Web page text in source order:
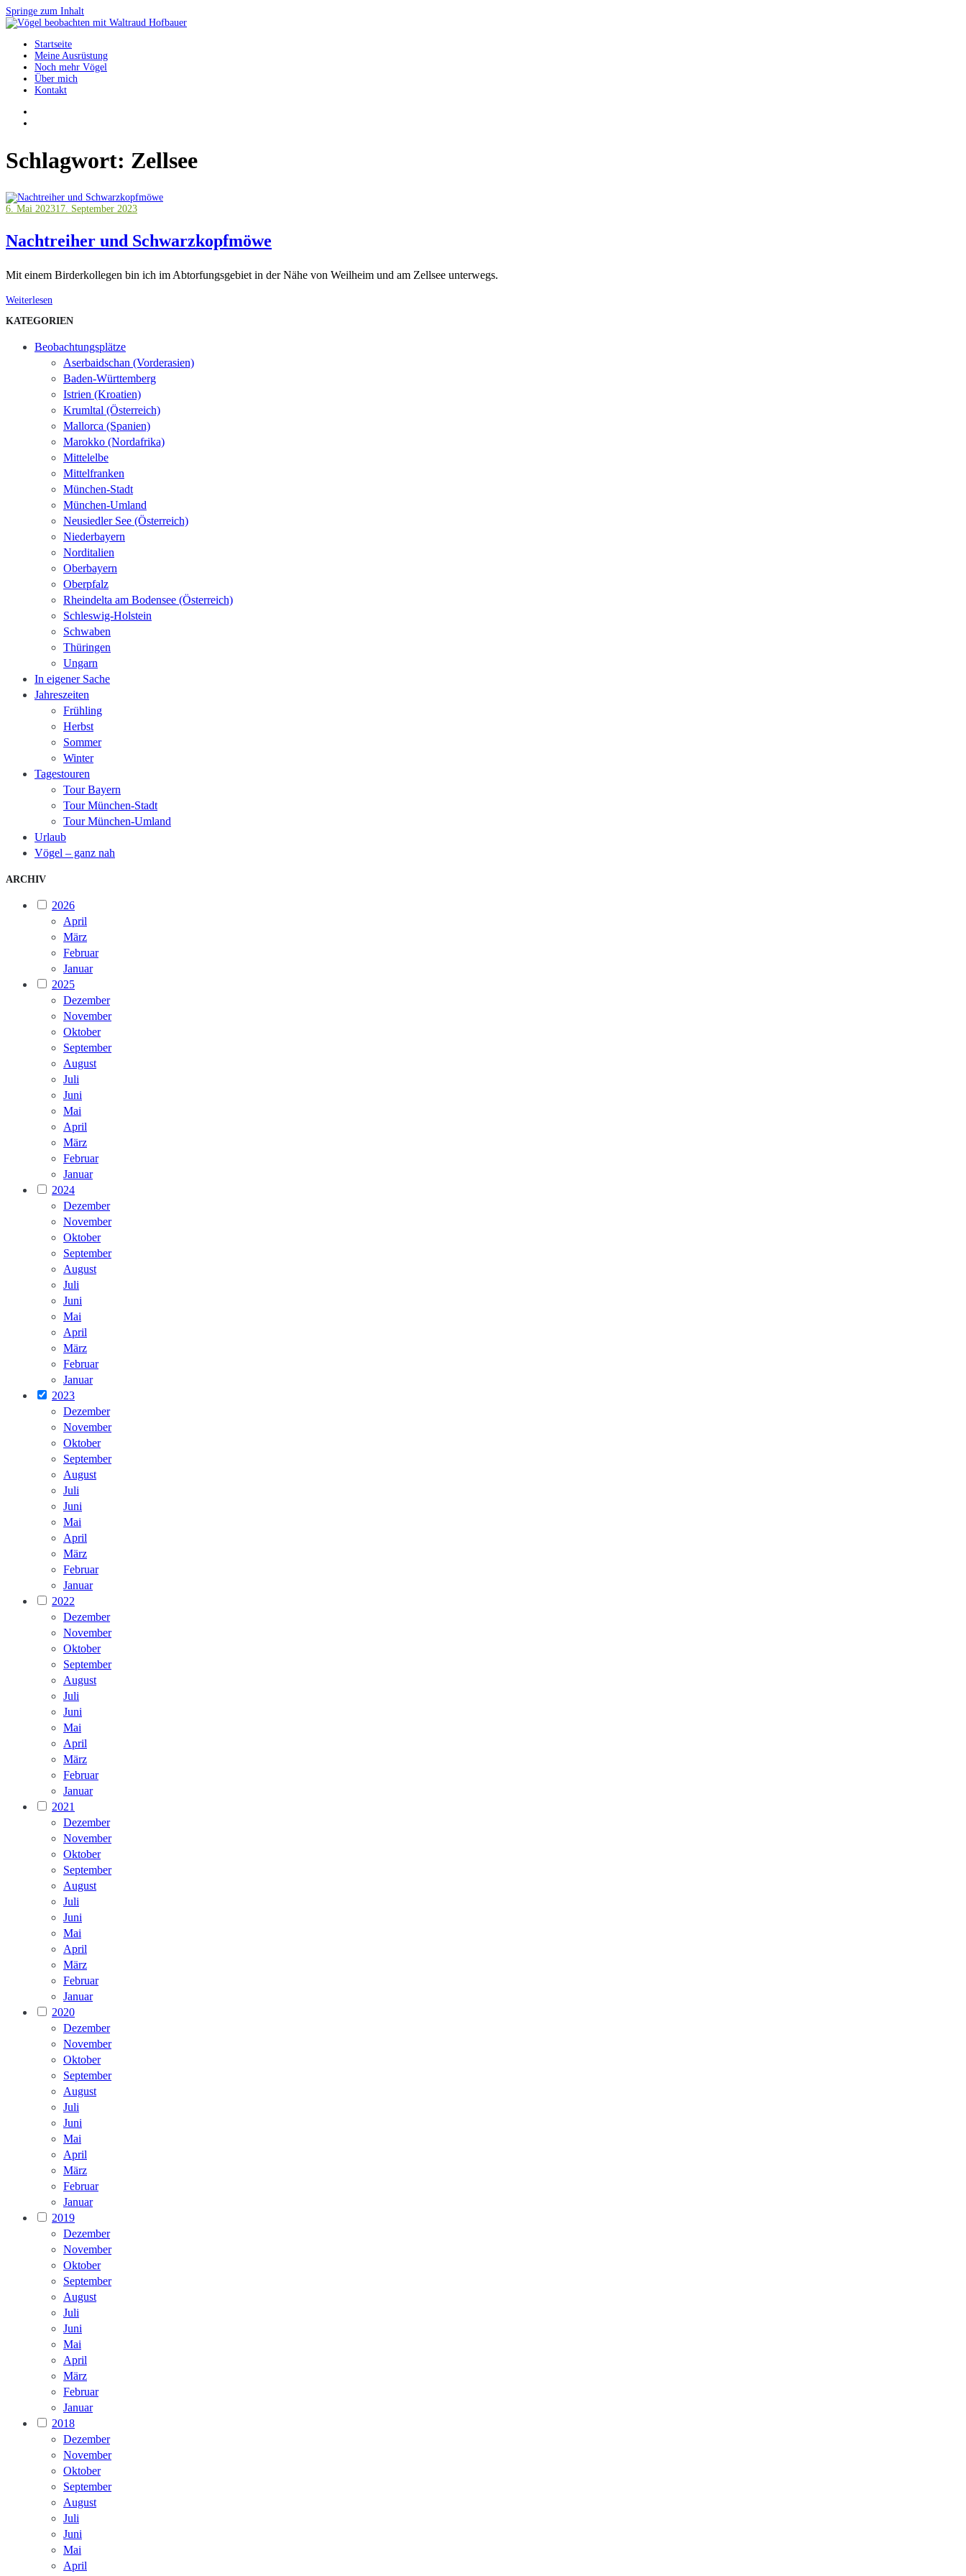
Springe zum Inhalt
Vögel beobachten mit Waltraud Hofbauer
Startseite
Meine Ausrüstung
Noch mehr Vögel
Über mich
Kontakt
Schlagwort: Zellsee
6. Mai 202317. September 2023
Nachtreiher und Schwarzkopfmöwe
Mit einem Birderkollegen bin ich im Abtorfungsgebiet in der Nähe von Weilheim und am Zellsee unterwegs.
Weiterlesen
KATEGORIEN
Beobachtungsplätze
Aserbaidschan (Vorderasien)
Baden-Württemberg
Istrien (Kroatien)
Krumltal (Österreich)
Mallorca (Spanien)
Marokko (Nordafrika)
Mittelelbe
Mittelfranken
München-Stadt
München-Umland
Neusiedler See (Österreich)
Niederbayern
Norditalien
Oberbayern
Oberpfalz
Rheindelta am Bodensee (Österreich)
Schleswig-Holstein
Schwaben
Thüringen
Ungarn
In eigener Sache
Jahreszeiten
Frühling
Herbst
Sommer
Winter
Tagestouren
Tour Bayern
Tour München-Stadt
Tour München-Umland
Urlaub
Vögel – ganz nah
ARCHIV
2026
April
März
Februar
Januar
2025
Dezember
November
Oktober
September
August
Juli
Juni
Mai
April
März
Februar
Januar
2024
Dezember
November
Oktober
September
August
Juli
Juni
Mai
April
März
Februar
Januar
2023
Dezember
November
Oktober
September
August
Juli
Juni
Mai
April
März
Februar
Januar
2022
Dezember
November
Oktober
September
August
Juli
Juni
Mai
April
März
Februar
Januar
2021
Dezember
November
Oktober
September
August
Juli
Juni
Mai
April
März
Februar
Januar
2020
Dezember
November
Oktober
September
August
Juli
Juni
Mai
April
März
Februar
Januar
2019
Dezember
November
Oktober
September
August
Juli
Juni
Mai
April
März
Februar
Januar
2018
Dezember
November
Oktober
September
August
Juli
Juni
Mai
April